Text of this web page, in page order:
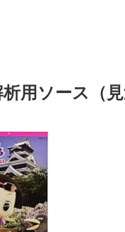
析用ソース（